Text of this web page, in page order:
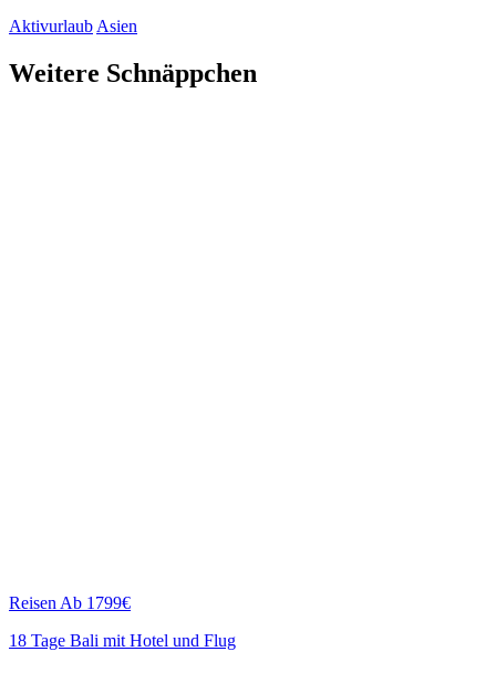
Aktivurlaub Asien
Weitere Schnäppchen
Reisen Ab 1799€
18 Tage Bali mit Hotel und Flug